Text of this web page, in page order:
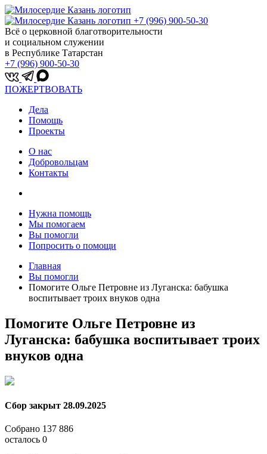
+7 (996) 900-50-30
Всё о церковной благотворительности
и социальном служении
в Республике Татарстан
+7 (996) 900-50-30
ПОЖЕРТВОВАТЬ
Дела
Помощь
Проекты
О нас
Добровольцам
Контакты
Нужна помощь
Мы помогаем
Вы помогли
Попросить о помощи
Главная
Вы помогли
Помогите Ольге Петровне из Луганска: бабушка
воспитывает троих внуков одна
Помогите Ольге Петровне из
Луганска: бабушка воспитывает троих
внуков одна
Сбор закрыт 28.09.2025
Собрано 137 886
осталось 0